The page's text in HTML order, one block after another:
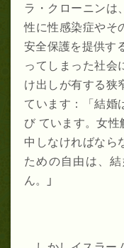
ラ・クローニンは
性に性感染症やそ
安全保護を提供す
ってしまった社会
け出しが有する狭
ています：「結婚
び ています。女
中しなければなら
ための自由は、
ん。
」